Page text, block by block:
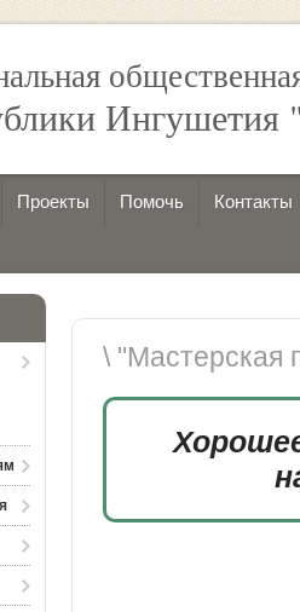
Ингушетия
Проекты Помочь Контакты
\ "Мастерская